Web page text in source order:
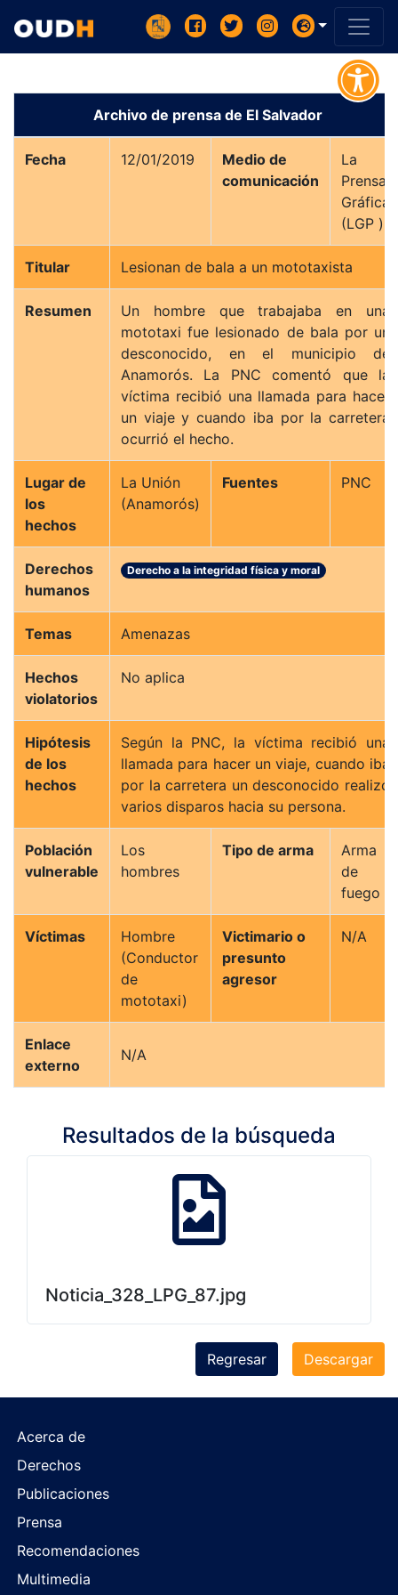
Archivo de prensa de El Salvador
Fecha 12/01/2019
Medio de
comunicación
La
Prensa
Gráfica
(LGP )
Titular Lesionan de bala a un mototaxista
Resumen
Un hombre que trabajaba en una
mototaxi fue lesionado de bala por un
desconocido, en el municipio de
Anamorós. La PNC comentó que la
víctima recibió una llamada para hacer
un viaje y cuando iba por la carretera
ocurrió el hecho.
Lugar de
los
hechos
La Unión
(Anamorós)
Fuentes PNC
Derechos
humanos
Derecho a la integridad física y moral
Temas Amenazas
Hechos
violatorios
No aplica
Hipótesis
de los
hechos
Según la PNC, la víctima recibió una
llamada para hacer un viaje, cuando iba
por la carretera un desconocido realizó
varios disparos hacia su persona.
Población
vulnerable
Los
hombres
Tipo de arma
Arma
de
fuego
Víctimas
Hombre
(Conductor
de
mototaxi)
Victimario o
presunto
agresor
N/A
Enlace
externo
N/A
Resultados de la búsqueda
Noticia_328_LPG_87.jpg
Descargar
Regresar
Acerca de
Derechos
Publicaciones
Prensa
Recomendaciones
Multimedia